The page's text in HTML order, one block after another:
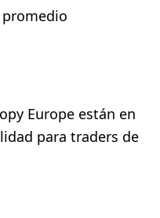
Europe están en
para traders de